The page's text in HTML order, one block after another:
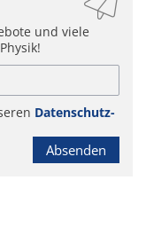
und viele
Datenschutz-
Absenden